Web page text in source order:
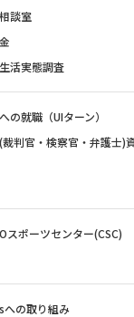
談室
活実態調査
の就職（UIターン）
判官・検察官・弁護士)
スポーツセンター(CSC)
への取り組み